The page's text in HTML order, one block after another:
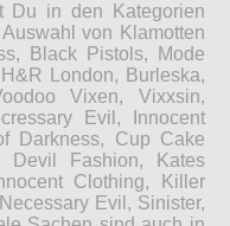
Du in den Kategorien
von Klamotten
Black Pistols, Mode
London, Burleska,
Vixen, Vixxsin,
Evil, Innocent
Darkness, Cup Cake
Devil Fashion, Kates
Clothing, Killer
Evil, Sinister,